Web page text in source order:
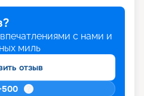
с нами и
миль
отзыв
500